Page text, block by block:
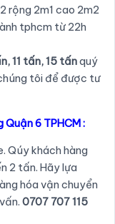
rộng 2m1 cao 2m2
tphcm từ 22h
11 tấn, 15 tấnquý
tôi để được tư
6 TPHCM :
Qúy khách hàng
2 tấn. Hãy lựa
hóa vận chuyển
0707 707 115